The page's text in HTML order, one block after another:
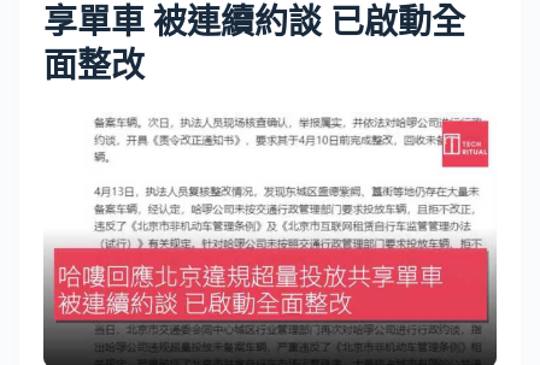
享單車 被連續約談 已啟動全
面整改